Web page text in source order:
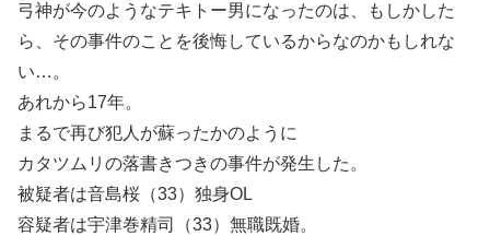
弓神が今のようなテキトー男になったのは、もしかした
ら、その事件のことを後悔しているからなのかもしれな
い…。
あれから17年。
まるで再び犯人が蘇ったかのように
カタツムリの落書きつきの事件が発生した。
被疑者は音島桜（33）独身OL
容疑者は宇津巻精司（33）無職既婚。